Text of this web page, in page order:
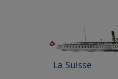
La Suisse